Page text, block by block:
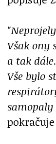
Však ony
a tak
Vše bylo